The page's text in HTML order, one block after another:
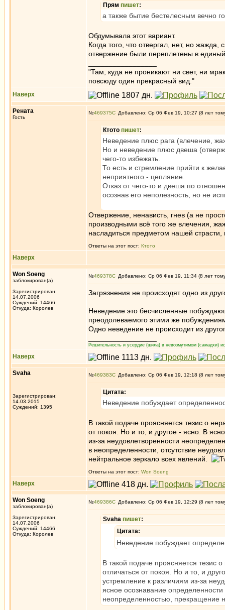
Прям пишет:
а также бытие бестелесным вечно
Обдумывала этот вариант.
Когда того, что отвергал, нет, но
отвержение были переплетены в
"Там, куда не проникают ни свет, ни
повсюду один прекрасный вид."
Наверх
Рената
Гость
№469375 Добавлено: Ср 06 Фев 19, 10:27 (8 лет
Ктото пишет:
Неведение плюс рага (влечение,
Но и неведение плюс двеша
чего-то избежать.
То есть и стремление прийти к
неприятного - цепляние.
Отказ от чего-то и двеша по
осознав его неполезность, но не
Отвержение, ненависть, гнев (а не
производными всё того же влечения,
насладиться предметом нашей страсти,
Ответы на этот пост: Ктото
Наверх
Won Soeng
заблокирован(а)
Зарегистрирован:
14.07.2006
Суждений: 14466
Откуда: Королев
№469378 Добавлено: Ср 06 Фев 19, 11:34 (8 лет
Загрязнения не происходят одно из
Неведение это бесчисленные
преодолеваемого этими же
Одно неведение не происходит из
Решительность и усердие (шила) в невозмутимом (самадхи)
Наверх
Svaha
Зарегистрирован:
14.03.2015
Суждений: 1395
№469383 Добавлено: Ср 06 Фев 19, 12:18 (8 лет
Цитата:
Неведение побуждает
В такой подаче проясняется тезис о
от покоя. Но и то, и другое - ясно. В
из-за неудовлетворенности
в неопределенности, отсутствие
нейтральное зеркало всех явлений.
Ответы на этот пост: Won Soeng
Наверх
Won Soeng
заблокирован(а)
Зарегистрирован:
14.07.2006
Суждений: 14466
Откуда: Королев
№469386 Добавлено: Ср 06 Фев 19, 12:29 (8 лет
Svaha пишет:
Цитата:
Неведение побуждает
В такой подаче проясняется тезис
отличаться от покоя. Но и то, и
устремление к различиям из-за
ясное осознавание
неопределенностью, прекращение